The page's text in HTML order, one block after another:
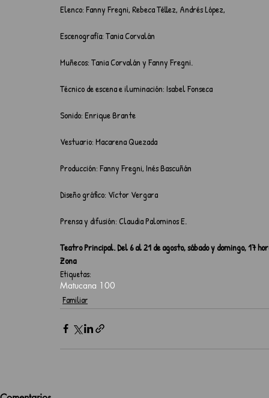
Elenco: Fanny Fregni, Rebeca Téllez, Andrés López,
Escenografía: Tania Corvalán
Muñecos: Tania Corvalán y Fanny Fregni.
Técnico de escena e iluminación: Isabel Fonseca
Sonido: Enrique Brante
Vestuario: Macarena Quezada
Producción: Fanny Fregni, Inés Bascuñán
Diseño gráfico: Víctor Vergara
Prensa y difusión: Claudia Palominos E.
Teatro Principal. Del 6 al 21 de agosto, sábado y domingo, 17
Zona
Etiquetas:
Matucana 100
Familiar